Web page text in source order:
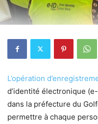
L’opération
d’identité électronique
dans la préfecture du
permettre à chaque